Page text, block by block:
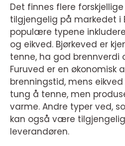
Det finnes flere
tilgjengelig på markedet i
populære typene
og eikved. Bjørkeved er
tenne, ha god brennverdi
Furuved er en økonomisk
brenningstid, mens
tung å tenne, men
varme. Andre typer ved,
kan også være
leverandøren.